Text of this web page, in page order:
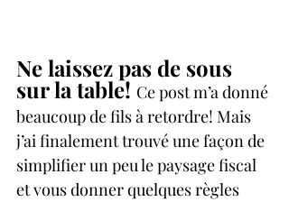
Ne laissez pas de sous
sur la table! Ce post m’a donné
beaucoup de fils à retordre! Mais
j’ai finalement trouvé une façon de
simplifier un peu le paysage fiscal
et vous donner quelques règles